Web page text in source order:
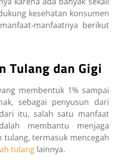
kesehatan konsumen
manfaatnya berikut
Tulang dan Gigi
membentuk 1% sampai
sebagai penyusun dari
itu, salah satu manfaat
membantu menjaga
tulang, termasuk mencegah
tulang lainnya.